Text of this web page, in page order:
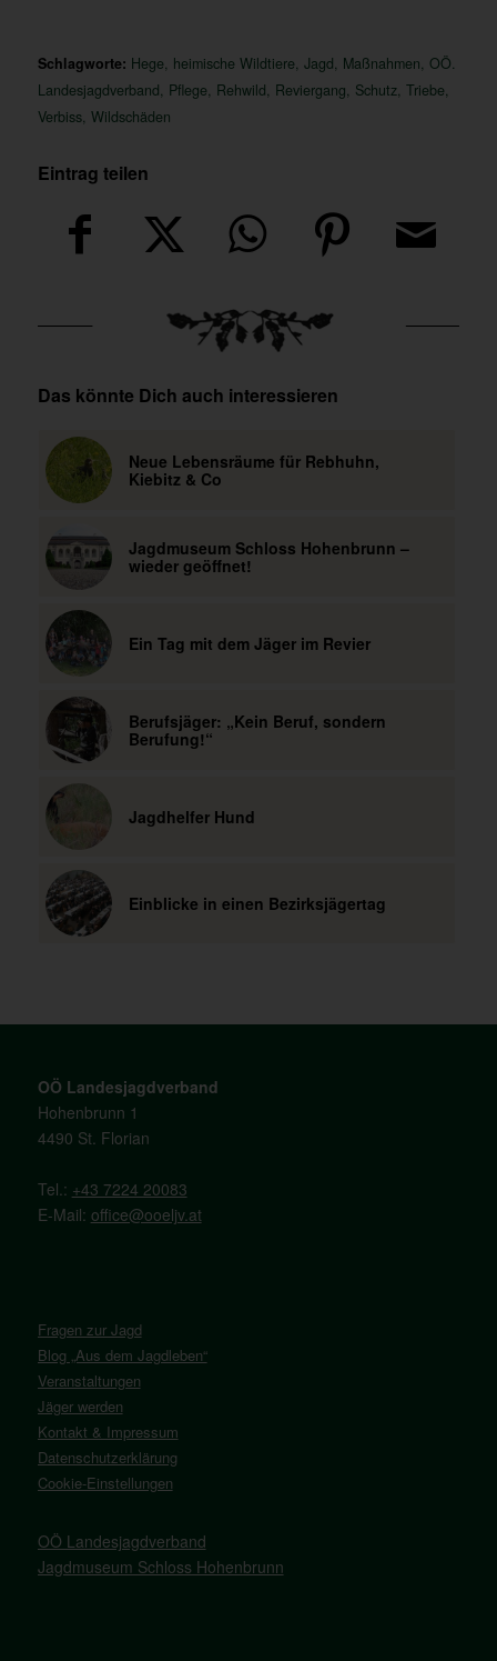
Schlagworte: Hege, heimische Wildtiere, Jagd, Maßnahmen, OÖ.
Landesjagdverband, Pflege, Rehwild, Reviergang, Schutz, Triebe,
Verbiss, Wildschäden
Eintrag teilen
Das könnte Dich auch interessieren
Neue Lebensräume für Rebhuhn,
Kiebitz & Co
Jagdmuseum Schloss Hohenbrunn –
wieder geöffnet!
Ein Tag mit dem Jäger im Revier
Berufsjäger: „Kein Beruf, sondern
Berufung!“
Jagdhelfer Hund
Einblicke in einen Bezirksjägertag
OÖ Landesjagdverband
Hohenbrunn 1
4490 St. Florian
Tel.: +43 7224 20083
E-Mail: office@ooeljv.at
Fragen zur Jagd
Blog „Aus dem Jagdleben“
Veranstaltungen
Jäger werden
Kontakt & Impressum
Datenschutzerklärung
Cookie-Einstellungen
OÖ Landesjagdverband
Jagdmuseum Schloss Hohenbrunn